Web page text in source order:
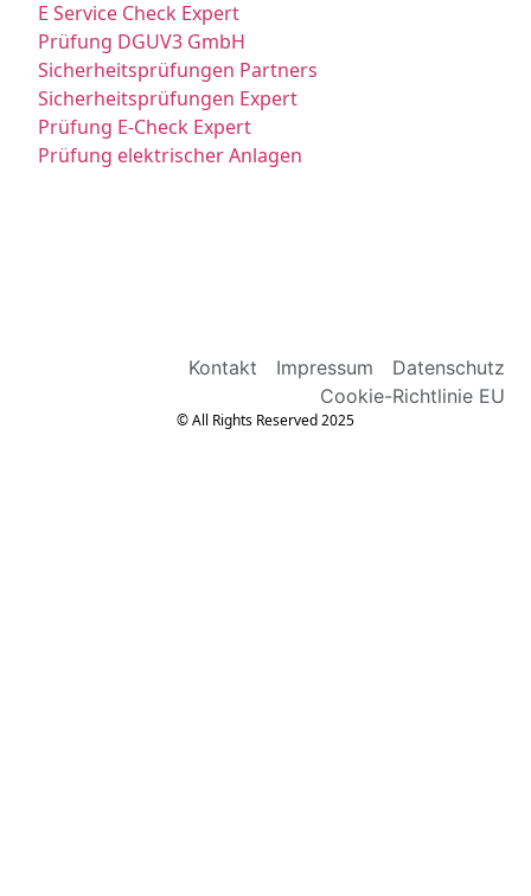
E Service Check Expert
Prüfung DGUV3 GmbH
Sicherheitsprüfungen Partners
Sicherheitsprüfungen Expert
Prüfung E-Check Expert
Prüfung elektrischer Anlagen
Kontakt Impressum
Datenschutz
Cookie-Richtlinie EU
© All Rights Reserved 2025